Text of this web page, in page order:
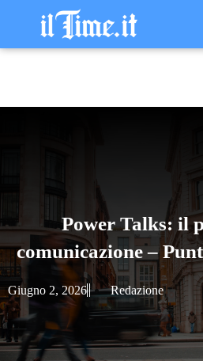
contenuto
Power Talks: il
comunicazione –
Giugno 2, 2026 Redazione